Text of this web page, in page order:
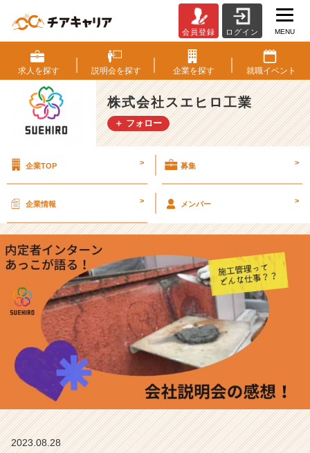
4
卒
内
定
者】
会
会
想！
会
社
ス
エ
ヒ
工
業
会員登録 ログイン MENU
求人を探す 説明会を探す 企業を探す 就職イベント
株式会社スエヒロ工業
＋ フォロー
企業TOP > 募集 >
企業情報 > メンバー >
2023.08.28